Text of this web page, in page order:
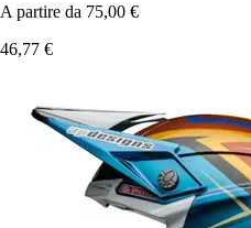
A partire da 75,00 €
46,77 €